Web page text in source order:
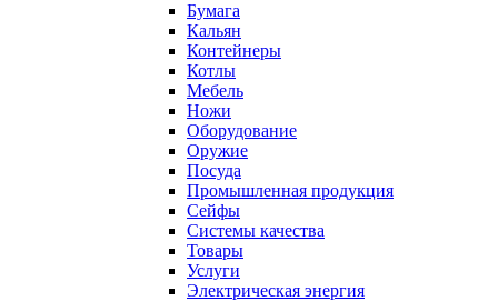
Бумага
Кальян
Контейнеры
Котлы
Мебель
Ножи
Оборудование
Оружие
Посуда
Промышленная продукция
Сейфы
Системы качества
Товары
Услуги
Электрическая энергия